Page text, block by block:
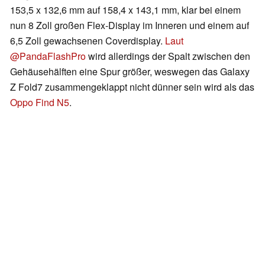
153,5 x 132,6 mm auf 158,4 x 143,1 mm, klar bei einem
nun 8 Zoll großen Flex-Display im Inneren und einem auf
6,5 Zoll gewachsenen Coverdisplay. Laut
@PandaFlashProwird allerdings der Spalt zwischen den
Gehäusehälften eine Spur größer, weswegen das Galaxy
Z Fold7 zusammengeklappt nicht dünner sein wird als das
Oppo Find N5.